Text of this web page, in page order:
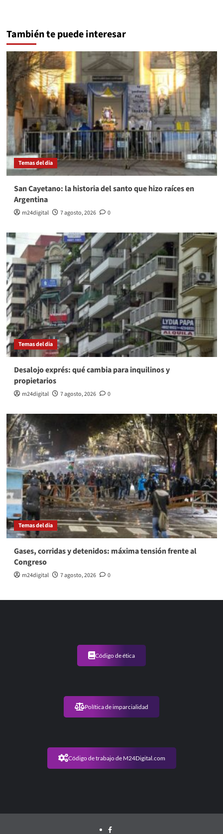
También te puede interesar
Temas del dia
San Cayetano: la historia del santo que hizo raíces en
Argentina
m24digital 7 agosto, 2026 0
Temas del dia
Desalojo exprés: qué cambia para inquilinos y
propietarios
m24digital 7 agosto, 2026 0
Temas del dia
Gases, corridas y detenidos: máxima tensión frente al
Congreso
m24digital 7 agosto, 2026 0
Código de ética
Política de imparcialidad
Código de trabajo de M24Digital.com